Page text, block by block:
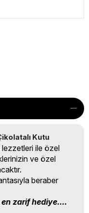
Kutu
lezzetleri ile özel
ve özel
beraber
zarif hediye....